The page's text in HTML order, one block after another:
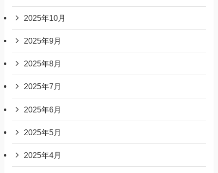
2025年10月
2025年9月
2025年8月
2025年7月
2025年6月
2025年5月
2025年4月